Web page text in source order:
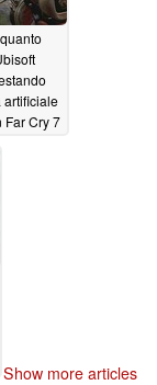
Far Cry 7
Show more articles